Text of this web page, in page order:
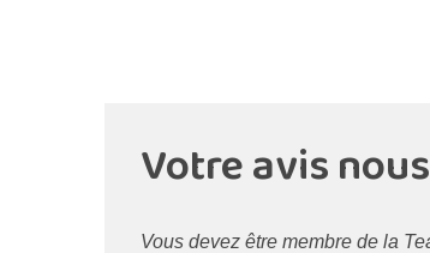
Votre avis
Vous devez être membre de la